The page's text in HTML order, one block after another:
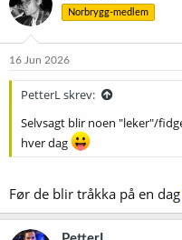
Norbrygg-medlem
16 Jun 2026
PetterL skrev:
Selvsagt blir noen "leker"/
hver dag
Før de blir tråkka på en dag